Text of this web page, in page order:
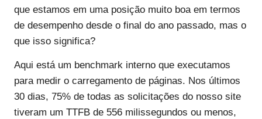
que estamos em uma posição muito boa em termos
de desempenho desde o final do ano passado, mas o
que isso significa?
Aqui está um benchmark interno que executamos
para medir o carregamento de páginas. Nos últimos
30 dias, 75% de todas as solicitações do nosso site
tiveram um TTFB de 556 milissegundos ou menos,